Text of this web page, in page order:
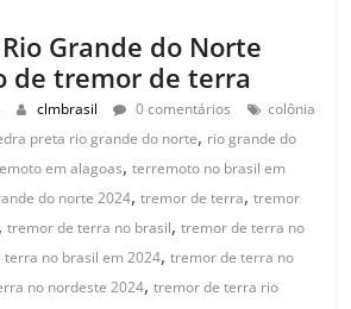
Grande do Norte
de tremor de terra
clmbrasil 0 comentários
colônia
preta rio grande do norte, rio grande do
em alagoas,terremoto no brasil em
do norte 2024,tremor de terra,tremor
,tremor de terra no brasil,tremor de terra no
no brasil em 2024,tremor de terra no
no nordeste 2024,tremor de terra rio